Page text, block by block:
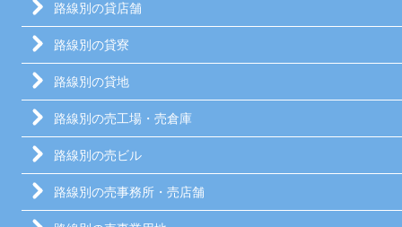
路線別の貸店舗
路線別の貸寮
路線別の貸地
路線別の売工場・売倉庫
路線別の売ビル
路線別の売事務所・売店舗